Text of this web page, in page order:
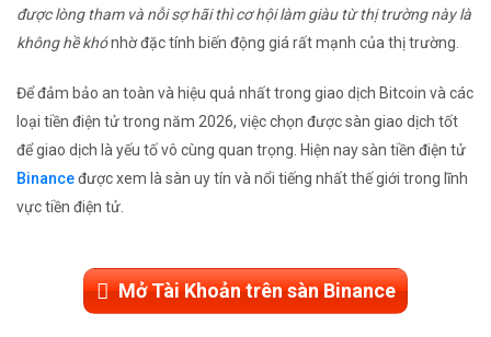
được lòng tham và nỗi sợ hãi thì cơ hội làm giàu từ thị trường này là
không hề khónhờ đặc tính biến động giá rất mạnh của thị trường.
Để đảm bảo an toàn và hiệu quả nhất trong giao dịch Bitcoin và các
loại tiền điện tử trong năm 2026, việc chọn được sàn giao dịch tốt
để giao dịch là yếu tố vô cùng quan trọng. Hiện nay sàn tiền điện tử
Binanceđược xem là sàn uy tín và nổi tiếng nhất thế giới trong lĩnh
vực tiền điện tử.
Mở Tài Khoản trên sàn Binance